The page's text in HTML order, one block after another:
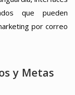
que pueden
por correo
y Metas